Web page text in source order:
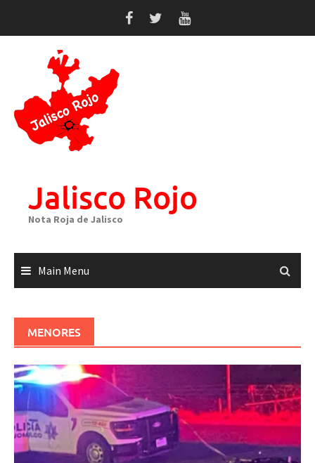
Jalisco Rojo
Nota Roja de Jalisco
Main Menu
MENORES